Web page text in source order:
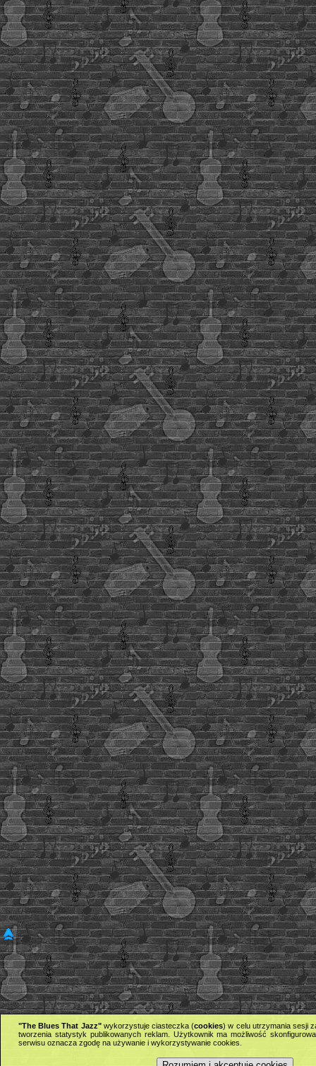
"The Blues That Jazz"wykorzystuje ciasteczka (cookies) w celu utrzymania sesji
tworzenia statystyk publikowanych reklam. Użytkownik ma możliwość
serwisu oznacza zgodę na używanie i wykorzystywanie cookies.